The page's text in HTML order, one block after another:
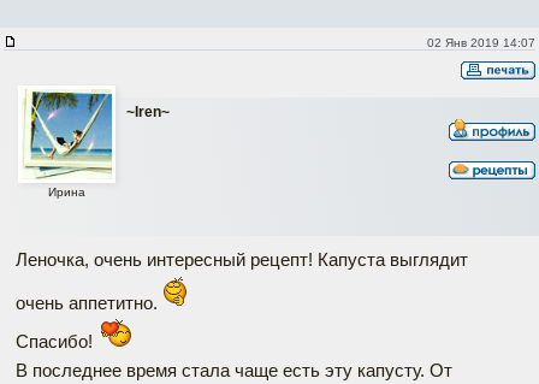
02 Янв 2019 14:07
~Iren~
Ирина
Леночка, очень интересный рецепт! Капуста выглядит
очень аппетитно.
Спасибо!
В последнее время стала чаще есть эту капусту. От